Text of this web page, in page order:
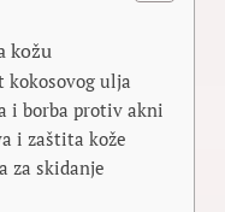
kožu
ulja
i borba protiv akni
i zaštita kože
za skidanje